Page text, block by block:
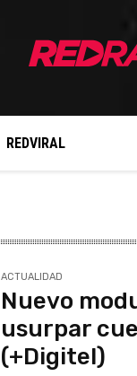
REDVIRAL
ACTUALIDAD
Nuevo
usurpar
(+Digitel)